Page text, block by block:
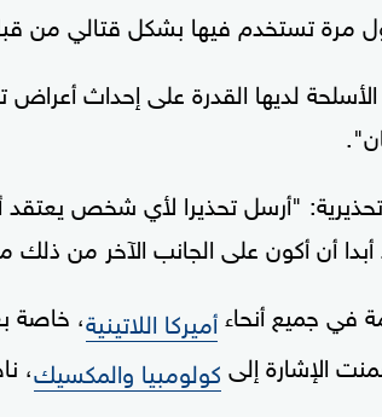
مرة تستخدم فيها بشكل قتالي من
لديها القدرة على إحداث
تحذيرية: "أرسل تحذيرا لأي شخص يعتقد
أبدا أن أكون على الجانب الآخر من
في جميع أنحاء أميركا اللاتينية، خاصة
الإشارة إلى كولومبيا والمكسيك،